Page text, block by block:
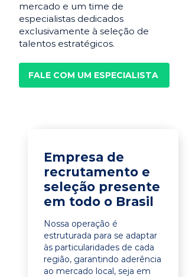
mercado e um time de
especialistas dedicados
exclusivamente à seleção de
talentos estratégicos.
FALE COM UM ESPECIALISTA
Empresa de
recrutamento e
seleção presente
em todo o Brasil
Nossa operação é
estruturada para se adaptar
às particularidades de cada
região, garantindo aderência
ao mercado local, seja em